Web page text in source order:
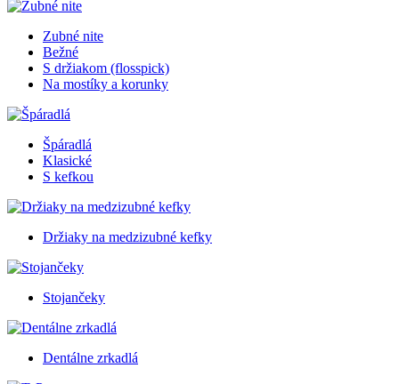
Zubné nite
Bežné
S držiakom (flosspick)
Na mostíky a korunky
Špáradlá
Klasické
S kefkou
Držiaky na medzizubné kefky
Stojančeky
Dentálne zrkadlá